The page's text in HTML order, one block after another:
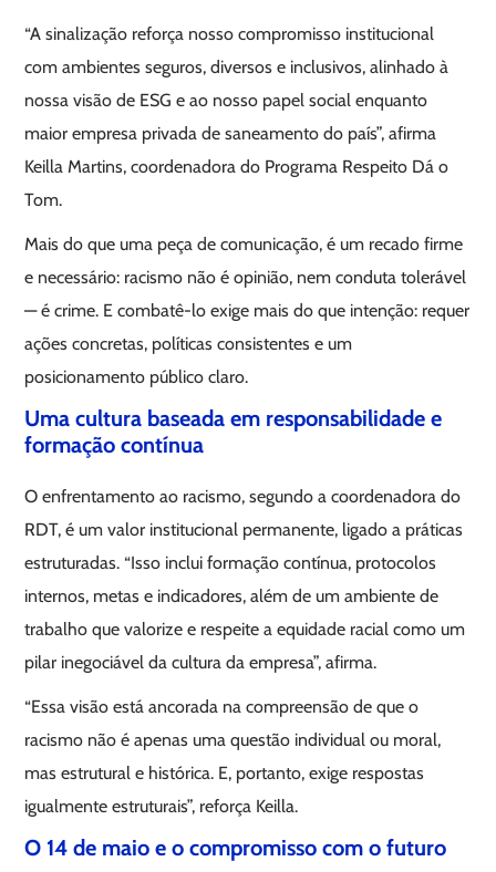
“A sinalização reforça nosso compromisso institucional
com ambientes seguros, diversos e inclusivos, alinhado à
nossa visão de ESG e ao nosso papel social enquanto
maior empresa privada de saneamento do país”, afirma
Keilla Martins, coordenadora do Programa Respeito Dá o
Tom.
Mais do que uma peça de comunicação, é um recado firme
e necessário: racismo não é opinião, nem conduta tolerável
— é crime. E combatê-lo exige mais do que intenção: requer
ações concretas, políticas consistentes e um
posicionamento público claro.
Uma cultura baseada em responsabilidade e
formação contínua
O enfrentamento ao racismo, segundo a coordenadora do
RDT, é um valor institucional permanente, ligado a práticas
estruturadas. “Isso inclui formação contínua, protocolos
internos, metas e indicadores, além de um ambiente de
trabalho que valorize e respeite a equidade racial como um
pilar inegociável da cultura da empresa”, afirma.
“Essa visão está ancorada na compreensão de que o
racismo não é apenas uma questão individual ou moral,
mas estrutural e histórica. E, portanto, exige respostas
igualmente estruturais”, reforça Keilla.
O 14 de maio e o compromisso com o futuro